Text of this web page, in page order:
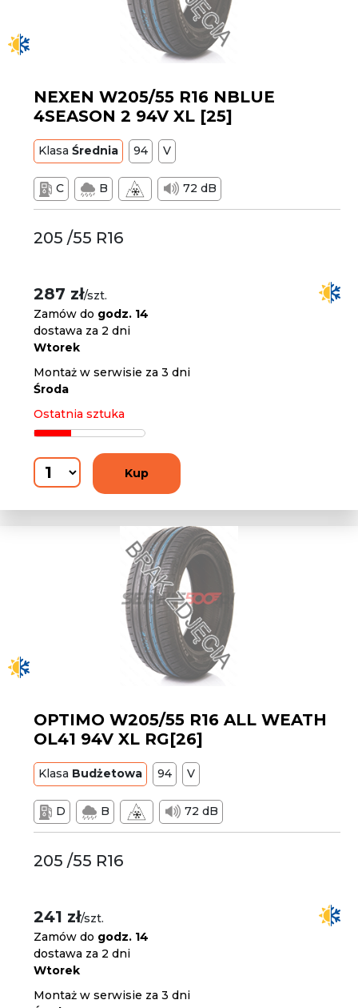
NEXEN W205/55 R16 NBLUE
4SEASON 2 94V XL [25]
KlasaŚrednia 94 V
C B 72 dB
205 /55 R16
287 zł/szt.
Zamów do godz. 14
dostawa za 2 dni
Wtorek
Montaż w serwisie za 3 dni
Środa
Ostatnia sztuka
Kup
OPTIMO W205/55 R16 ALL WEATH
OL41 94V XL RG[26]
Klasa Budżetowa 94 V
D B 72 dB
205 /55 R16
241 zł/szt.
Zamów do godz. 14
dostawa za 2 dni
Wtorek
Montaż w serwisie za 3 dni